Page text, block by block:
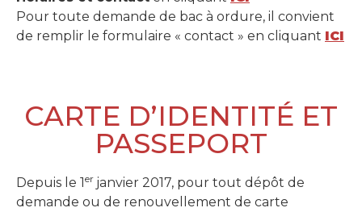
Pour toute demande de bac à ordure, il convient
de remplir le formulaire « contact » en cliquant ICI
CARTE D’IDENTITÉ ET
PASSEPORT
Depuis le 1er janvier 2017, pour tout dépôt de
demande ou de renouvellement de carte